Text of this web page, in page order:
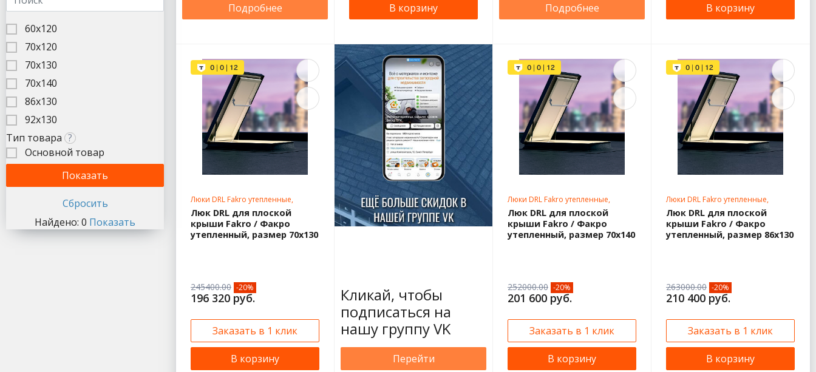
Подробнее В корзину Подробнее В корзину
Люки DRL Fakro утепленные,
нестандартные размеры
Люк DRL для плоской
крыши Fakro / Факро
утепленный, размер 70х130
245400.00 -20%
196 320 руб.
Заказать в 1 клик
В корзину
Кликай, чтобы
подписаться на
нашу группу VK
Перейти
Люки DRL Fakro утепленные,
нестандартные размеры
Люк DRL для плоской
крыши Fakro / Факро
утепленный, размер 70х140
252000.00 -20%
201 600 руб.
Заказать в 1 клик
В корзину
Люки DRL Fakro утепленные,
нестандартные размеры
Люк DRL для плоской
крыши Fakro / Факро
утепленный, размер 86х130
263000.00 -20%
210 400 руб.
Заказать в 1 клик
В корзину
60х120
70х120
70х130
70х140
86х130
92х130
Тип товара ?
Основной товар
Найдено: 0 Показать